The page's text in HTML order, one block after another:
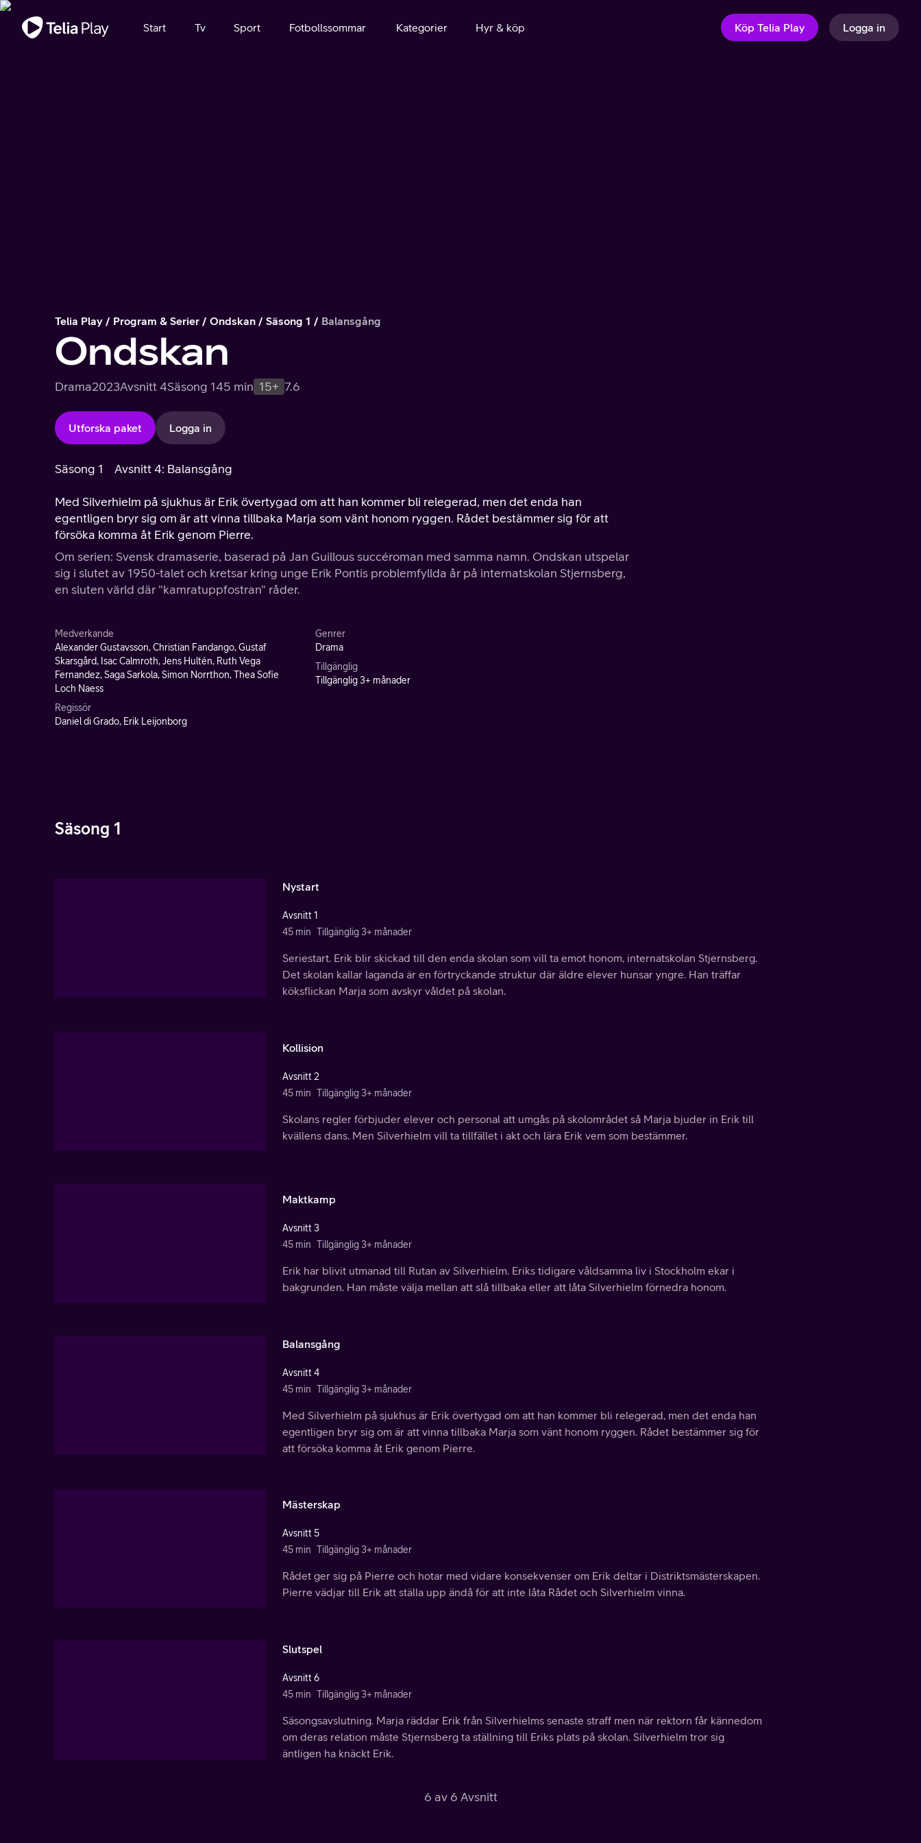
Viktigt meddelande
Start Tv Sport Fotbollssommar Kategorier Hyr & köp Köp Telia Play Logga in
Telia Play Program & Serier Ondskan Säsong 1 Balansgång
Ondskan
Drama2023Avsnitt 4Säsong 145 min 15+ 7.6
Utforska paket Logga in
Säsong 1 Avsnitt 4: Balansgång
Med Silverhielm på sjukhus är Erik övertygad om att han kommer bli relegerad, men det enda han
egentligen bryr sig om är att vinna tillbaka Marja som vänt honom ryggen. Rådet bestämmer sig för att
försöka komma åt Erik genom Pierre.
Om serien: Svensk dramaserie, baserad på Jan Guillous succéroman med samma namn. Ondskan utspelar
sig i slutet av 1950-talet och kretsar kring unge Erik Pontis problemfyllda år på internatskolan Stjernsberg,
en sluten värld där "kamratuppfostran" råder.
Medverkande
Alexander Gustavsson, Christian Fandango, Gustaf
Skarsgård, Isac Calmroth, Jens Hultén, Ruth Vega
Fernandez, Saga Sarkola, Simon Norrthon, Thea Sofie
Loch Naess
Regissör
Daniel di Grado, Erik Leijonborg
Genrer
Drama
Tillgänglig
Tillgänglig 3+ månader
Säsong 1
Nystart
Avsnitt 1
45 min Tillgänglig 3+ månader
Seriestart. Erik blir skickad till den enda skolan som vill ta emot honom, internatskolan Stjernsberg.
Det skolan kallar laganda är en förtryckande struktur där äldre elever hunsar yngre. Han träffar
köksflickan Marja som avskyr våldet på skolan.
Kollision
Avsnitt 2
45 min Tillgänglig 3+ månader
Skolans regler förbjuder elever och personal att umgås på skolområdet så Marja bjuder in Erik till
kvällens dans. Men Silverhielm vill ta tillfället i akt och lära Erik vem som bestämmer.
Maktkamp
Avsnitt 3
45 min Tillgänglig 3+ månader
Erik har blivit utmanad till Rutan av Silverhielm. Eriks tidigare våldsamma liv i Stockholm ekar i
bakgrunden. Han måste välja mellan att slå tillbaka eller att låta Silverhielm förnedra honom.
Balansgång
Avsnitt 4
45 min Tillgänglig 3+ månader
Med Silverhielm på sjukhus är Erik övertygad om att han kommer bli relegerad, men det enda han
egentligen bryr sig om är att vinna tillbaka Marja som vänt honom ryggen. Rådet bestämmer sig för
att försöka komma åt Erik genom Pierre.
Mästerskap
Avsnitt 5
45 min Tillgänglig 3+ månader
Rådet ger sig på Pierre och hotar med vidare konsekvenser om Erik deltar i Distriktsmästerskapen.
Pierre vädjar till Erik att ställa upp ändå för att inte låta Rådet och Silverhielm vinna.
Slutspel
Avsnitt 6
45 min Tillgänglig 3+ månader
Säsongsavslutning. Marja räddar Erik från Silverhielms senaste straff men när rektorn får kännedom
om deras relation måste Stjernsberg ta ställning till Eriks plats på skolan. Silverhielm tror sig
äntligen ha knäckt Erik.
6 av 6 Avsnitt